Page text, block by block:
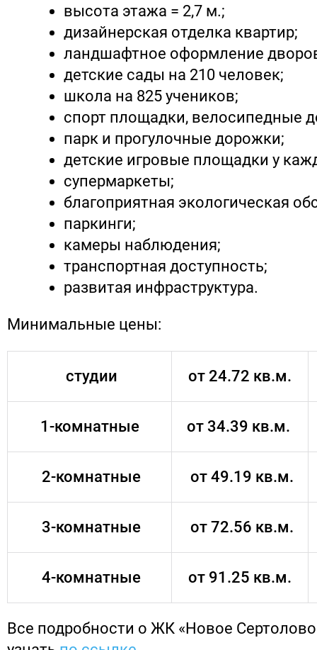
высота этажа = 2,7 м.;
дизайнерская отделка квартир;
ландшафтное оформление
детские сады на 210 человек;
школа на 825 учеников;
спорт площадки, велосипедные
парк и прогулочные дорожки;
детские игровые площадки у
супермаркеты;
благоприятная экологическая
паркинги;
камеры наблюдения;
транспортная доступность;
развитая инфраструктура.
Минимальные цены:
студии от 24.72 кв.м.
1-комнатные от 34.39 кв.м.
2-комнатные от 49.19 кв.м.
3-комнатные от 72.56 кв.м.
4-комнатные от 91.25 кв.м.
Все подробности о ЖК «Новое